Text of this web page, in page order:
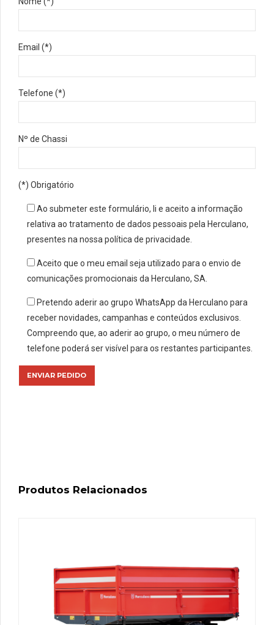
Email (*)
Telefone (*)
Nº de Chassi
(*) Obrigatório
Ao submeter este formulário, li e aceito a informação
relativa ao tratamento de dados pessoais pela Herculano,
presentes na nossa política de privacidade.
Aceito que o meu email seja utilizado para o envio de
comunicações promocionais da Herculano, SA.
Pretendo aderir ao grupo WhatsApp da Herculano para
receber novidades, campanhas e conteúdos exclusivos.
Compreendo que, ao aderir ao grupo, o meu número de
telefone poderá ser visível para os restantes participantes.
Produtos Relacionados